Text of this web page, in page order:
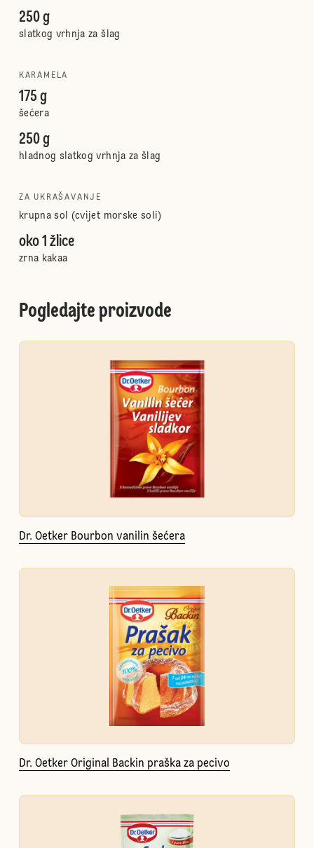
250 g
slatkog vrhnja za šlag
KARAMELA
175 g
šećera
250 g
hladnog slatkog vrhnja za šlag
ZA UKRAŠAVANJE
krupna sol (cvijet morske soli)
oko 1 žlice
zrna kakaa
Pogledajte proizvode
Dr. Oetker Bourbon vanilin šećera
Dr. Oetker Original Backin praška za pecivo